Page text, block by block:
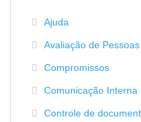
Ajuda
Avaliação de Pessoas
Compromissos
Comunicação Interna
Controle de